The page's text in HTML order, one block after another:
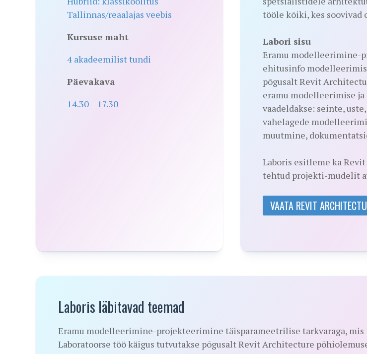
Tallinnas/reaalajas veebis
Kursuse maht
4 akadeemilist tundi
Päevakava
14.30 – 17.30
tööle kõiki, kes soovivad
Labori sisu
Eramu modelleerimine-
ehitusinfo
põgusalt Revit
eramu modelleerimise
vaadeldakse: seinte,
vahelagede
muutmine,
Laboris esitleme ka
tehtud projekti-mudelit
VAATA REVIT
Laboris läbitavad teemad
Eramu modelleerimine-projekteerimine täisparameetrilise tarkvaraga,
Laboratoorse töö käigus tutvutakse põgusalt Revit Architecture